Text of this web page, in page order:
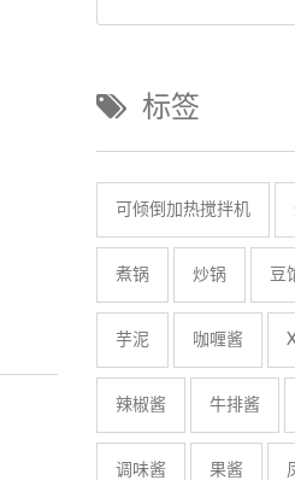
标签
可倾倒加热搅拌机
煮锅 炒锅 豆
芋泥 咖喱酱
辣椒酱 牛排酱
调味酱 果酱